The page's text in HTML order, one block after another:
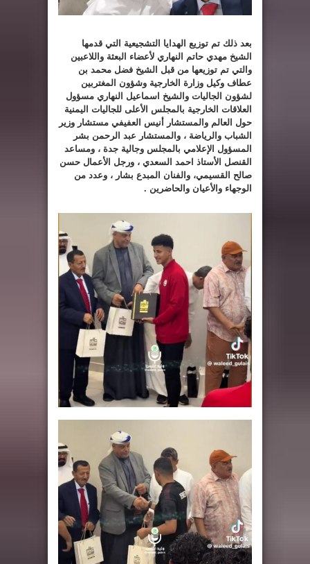
بعد ذلك تم توزيع الهدايا التشجيعية التي قدمها
الشيخ مهدي حاتم النهاري لأعضاء البعثة واللاعبين
والتي تم توزيعها من قبل الشيخ فضل محمد بن
عطاف وكيل وزارة الخارجية وشؤون المغتربين
لشؤون الجاليات والشيخ اسماعيل النهاري مسؤول
العلاقات الخارجية بالمجلس الأعلى للجاليات اليمنية
حول العالم والمستشار أنيس العفيفي مستشار وزير
الشباب والرياضة ، والمستشار عبد الرحمن بشر
المسؤول الإعلامي بالمجلس وجالية جدة ، ومساعد
القنصل الأستاذ احمد السعدي ، ورجل الأعمال حسن
صالح القسيمي، والفنان المبدع بشار ، وعدد من
الوجهاء والأعيان والحاضرين .